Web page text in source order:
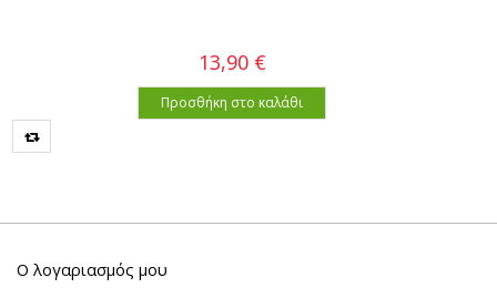
13,90 €
Προσθήκη στο καλάθι
Ο λογαριασμός μου